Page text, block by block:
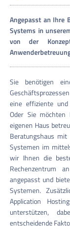
Angepasst an Ihre
Systems in
von der
Sie benötigen
eine effiziente und
Oder Sie
eigenen Haus
Beratungshaus
Systemen im
wir Ihnen die
Rechenzentrum
angepasst und
Systemen.
Application
unterstützen,
entscheidende